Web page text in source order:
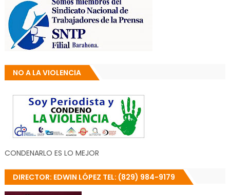
NO A LA VIOLENCIA
CONDENARLO ES LO MEJOR
DIRECTOR: EDWIN LÓPEZ TEL: (829) 984-9179